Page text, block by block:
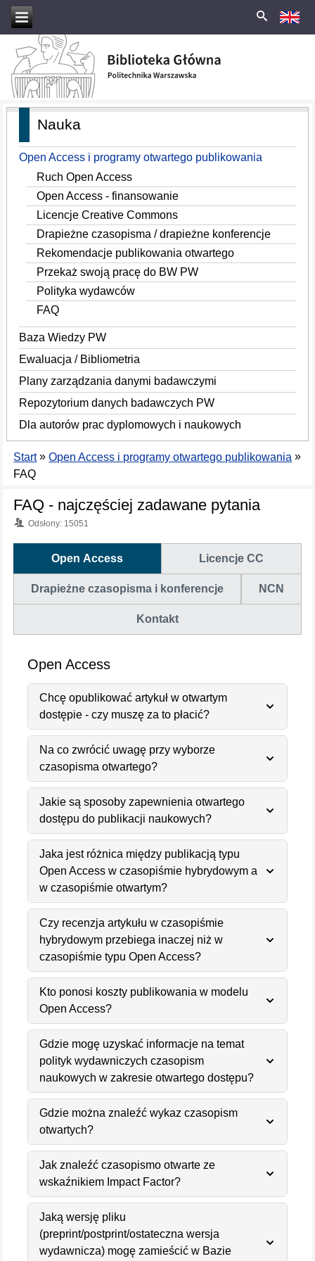
Nauka
Open Access i programy otwartego publikowania
Ruch Open Access
Open Access - finansowanie
Licencje Creative Commons
Drapieżne czasopisma / drapieżne konferencje
Rekomendacje publikowania otwartego
Przekaż swoją pracę do BW PW
Polityka wydawców
FAQ
Baza Wiedzy PW
Ewaluacja / Bibliometria
Plany zarządzania danymi badawczymi
Repozytorium danych badawczych PW
Dla autorów prac dyplomowych i naukowych
Start»Open Access i programy otwartego publikowania »
FAQ
FAQ - najczęściej zadawane pytania
Odsłony: 15051
Open Access Licencje CC
Drapieżne czasopisma i konferencje NCN
Kontakt
Open Access
Chcę opublikować artykuł w otwartym
dostępie - czy muszę za to płacić?
Na co zwrócić uwagę przy wyborze
czasopisma otwartego?
Jakie są sposoby zapewnienia otwartego
dostępu do publikacji naukowych?
Jaka jest różnica między publikacją typu
Open Access w czasopiśmie hybrydowym a
w czasopiśmie otwartym?
Czy recenzja artykułu w czasopiśmie
hybrydowym przebiega inaczej niż w
czasopiśmie typu Open Access?
Kto ponosi koszty publikowania w modelu
Open Access?
Gdzie mogę uzyskać informacje na temat
polityk wydawniczych czasopism
naukowych w zakresie otwartego dostępu?
Gdzie można znaleźć wykaz czasopism
otwartych?
Jak znaleźć czasopismo otwarte ze
wskaźnikiem Impact Factor?
Jaką wersję pliku
(preprint/postprint/ostateczna wersja
wydawnicza) mogę zamieścić w Bazie